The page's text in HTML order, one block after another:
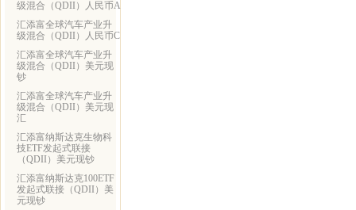
级混合（QDII）人民币A
汇添富全球汽车产业升
级混合（QDII）人民币C
汇添富全球汽车产业升
级混合（QDII）美元现
钞
汇添富全球汽车产业升
级混合（QDII）美元现
汇
汇添富纳斯达克生物科
技ETF发起式联接
（QDII）美元现钞
汇添富纳斯达克100ETF
发起式联接（QDII）美
元现钞